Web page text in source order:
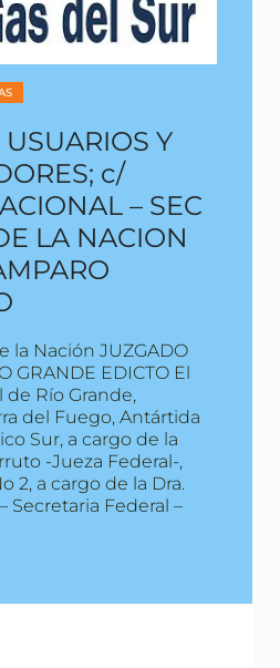
Y
c/
– SEC
LA NACION
la Nación JUZGADO
GRANDE EDICTO El
Río Grande,
del Fuego, Antártida
Sur, a cargo de la
-Jueza Federal-,
2, a cargo de la Dra.
Secretaria Federal –